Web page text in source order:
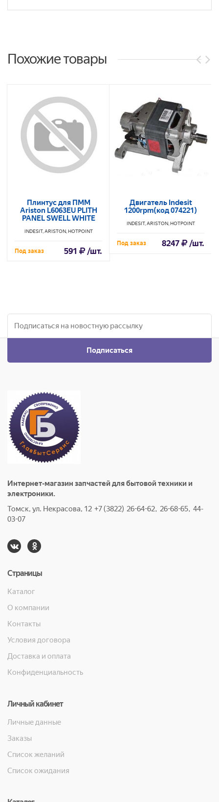
Похожие товары
Плинтус для ПММ
Ariston L6063EU PLITH
PANEL SWELL WHITE
INDESIT, ARISTON, HOTPOINT
Под заказ 591 /шт.
Двигатель Indesit
1200rpm(код 074221)
INDESIT, ARISTON, HOTPOINT
Под заказ 8247 /шт.
Подписаться
Интернет-магазин запчастей для бытовой техники и
электроники.
Томск, ул. Некрасова, 12 +7 (3822) 26-64-62, 26-68-65, 44-
03-07
Страницы
Каталог
О компании
Контакты
Условия договора
Доставка и оплата
Конфиденциальность
Личный кабинет
Личные данные
Заказы
Список желаний
Список ожидания